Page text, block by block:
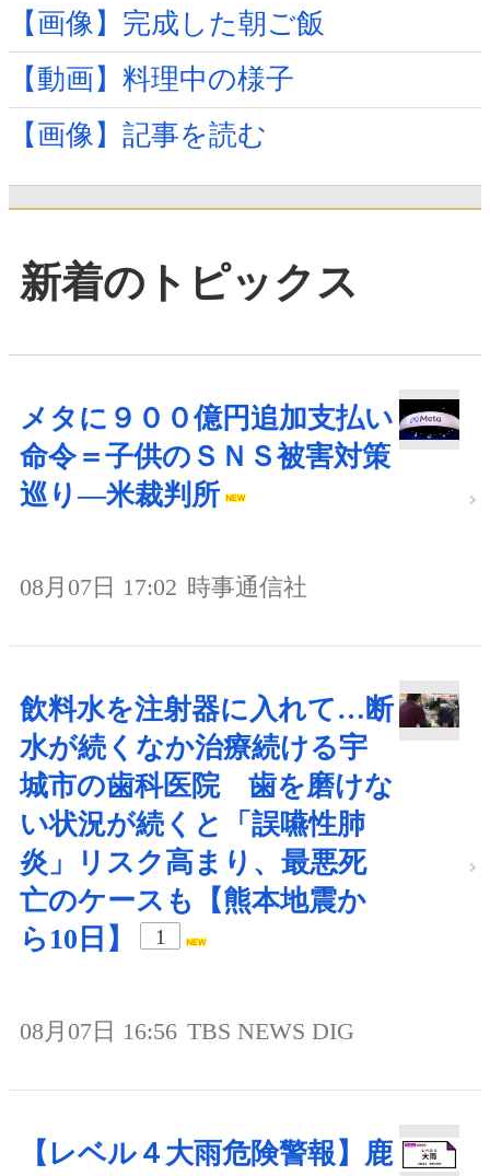
【画像】完成した朝ご飯
【動画】料理中の様子
【画像】記事を読む
新着のトピックス
メタに９００億円追加支払い
命令＝子供のＳＮＳ被害対策
巡り―米裁判所
08月07日 17:02 時事通信社
飲料水を注射器に入れて…断
水が続くなか治療続ける宇
城市の歯科医院 歯を磨けな
い状況が続くと「誤嚥性肺
炎」リスク高まり、最悪死
亡のケースも【熊本地震か
ら10日】
1
08月07日 16:56 TBS NEWS DIG
【レベル４大雨危険警報】鹿